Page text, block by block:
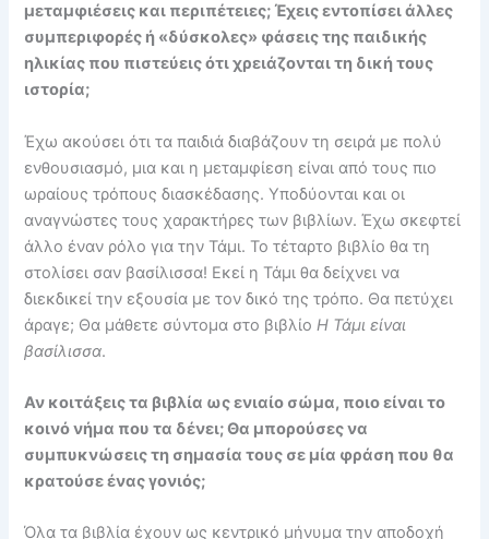
μεταμφιέσεις και περιπέτειες; Έχεις εντοπίσει άλλες
συμπεριφορές ή «δύσκολες» φάσεις της παιδικής
ηλικίας που πιστεύεις ότι χρειάζονται τη δική τους
ιστορία;
Έχω ακούσει ότι τα παιδιά διαβάζουν τη σειρά με πολύ
ενθουσιασμό, μια και η μεταμφίεση είναι από τους πιο
ωραίους τρόπους διασκέδασης. Υποδύονται και οι
αναγνώστες τους χαρακτήρες των βιβλίων. Έχω σκεφτεί
άλλο έναν ρόλο για την Τάμι. Το τέταρτο βιβλίο θα τη
στολίσει σαν βασίλισσα! Εκεί η Τάμι θα δείχνει να
διεκδικεί την εξουσία με τον δικό της τρόπο. Θα πετύχει
άραγε; Θα μάθετε σύντομα στο βιβλίο Η Τάμι είναι
βασίλισσα.
Αν κοιτάξεις τα βιβλία ως ενιαίο σώμα, ποιο είναι το
κοινό νήμα που τα δένει; Θα μπορούσες να
συμπυκνώσεις τη σημασία τους σε μία φράση που θα
κρατούσε ένας γονιός;
Όλα τα βιβλία έχουν ως κεντρικό μήνυμα την αποδοχή